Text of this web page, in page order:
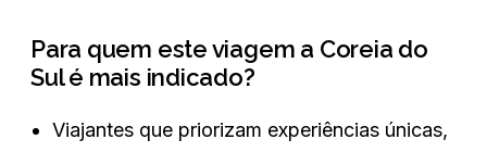
Para quem este viagem a Coreia do
Sul é mais indicado?
Viajantes que priorizam experiências únicas,